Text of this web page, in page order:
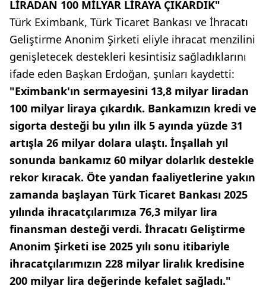
LİRADAN 100 MİLYAR LİRAYA ÇIKARDIK"
Türk Eximbank, Türk Ticaret Bankası ve İhracatı
Geliştirme Anonim Şirketi eliyle ihracat menzilini
genişletecek destekleri kesintisiz sağladıklarını
ifade eden Başkan Erdoğan, şunları kaydetti:
"Eximbank'ın sermayesini 13,8 milyar liradan
100 milyar liraya çıkardık. Bankamızın kredi ve
sigorta desteği bu yılın ilk 5 ayında yüzde 31
artışla 26 milyar dolara ulaştı. İnşallah yıl
sonunda bankamız 60 milyar dolarlık destekle
rekor kıracak. Öte yandan faaliyetlerine yakın
zamanda başlayan Türk Ticaret Bankası 2025
yılında ihracatçılarımıza 76,3 milyar lira
finansman desteği verdi. İhracatı Geliştirme
Anonim Şirketi ise 2025 yılı sonu itibariyle
ihracatçılarımızın 228 milyar liralık kredisine
200 milyar lira değerinde kefalet sağladı."